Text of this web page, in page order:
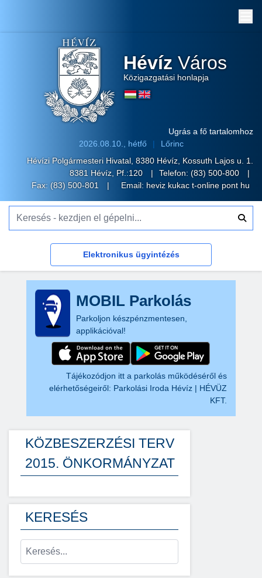
Hévíz Város
Közigazgatási honlapja
Ugrás a fő tartalomhoz
2026.08.10., hétfő
Lőrinc
Hévízi Polgármesteri Hivatal, 8380 Hévíz, Kossuth Lajos u. 1.
8381 Hévíz, Pf.:120
Telefon: (83) 500-800
Fax: (83) 500-801
Email: heviz kukac t-online pont hu
Elektronikus ügyintézés
MOBIL Parkolás
Parkoljon készpénzmentesen,
applikációval!
Tájékozódjon itt a parkolás működéséről és
elérhetőségeiről: Parkolási Iroda Hévíz | HÉVÜZ
KFT.
KÖZBESZERZÉSI TERV
2015. ÖNKORMÁNYZAT
KERESÉS